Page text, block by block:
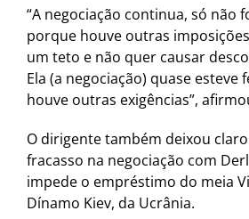
“A negociação continua, só não
porque houve outras
um teto e não quer causar
Ela (a negociação) quase esteve
houve outras exigências”,
O dirigente também deixou
fracasso na negociação com
impede o empréstimo do meia
Dínamo Kiev, da Ucrânia.